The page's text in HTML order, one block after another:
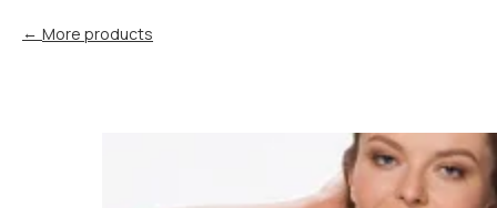
More products